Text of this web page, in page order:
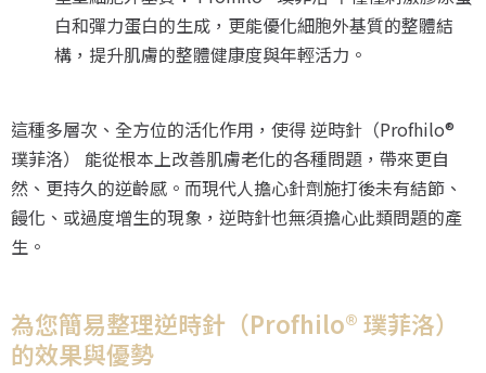
白和彈力蛋白的生成，更能優化細胞外基質的整體結
構，提升肌膚的整體健康度與年輕活力。
這種多層次、全方位的活化作用，使得 逆時針（Profhilo®
璞菲洛） 能從根本上改善肌膚老化的各種問題，帶來更自
然、更持久的逆齡感。而現代人擔心針劑施打後未有結節、
饅化、或過度增生的現象，逆時針也無須擔心此類問題的產
生。
為您簡易整理逆時針（Profhilo® 璞菲洛）
的效果與優勢